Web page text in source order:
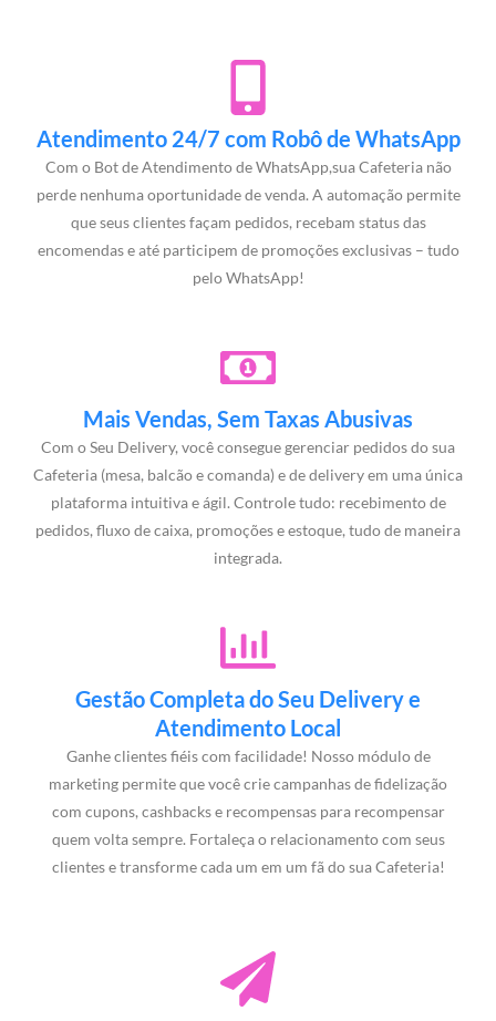
Atendimento 24/7 com Robô de WhatsApp
Com o Bot de Atendimento de WhatsApp,sua Cafeteria não
perde nenhuma oportunidade de venda. A automação permite
que seus clientes façam pedidos, recebam status das
encomendas e até participem de promoções exclusivas – tudo
pelo WhatsApp!
Mais Vendas, Sem Taxas Abusivas
Com o Seu Delivery, você consegue gerenciar pedidos do sua
Cafeteria (mesa, balcão e comanda) e de delivery em uma única
plataforma intuitiva e ágil. Controle tudo: recebimento de
pedidos, fluxo de caixa, promoções e estoque, tudo de maneira
integrada.
Gestão Completa do Seu Delivery e
Atendimento Local
Ganhe clientes fiéis com facilidade! Nosso módulo de
marketing permite que você crie campanhas de fidelização
com cupons, cashbacks e recompensas para recompensar
quem volta sempre. Fortaleça o relacionamento com seus
clientes e transforme cada um em um fã do sua Cafeteria!